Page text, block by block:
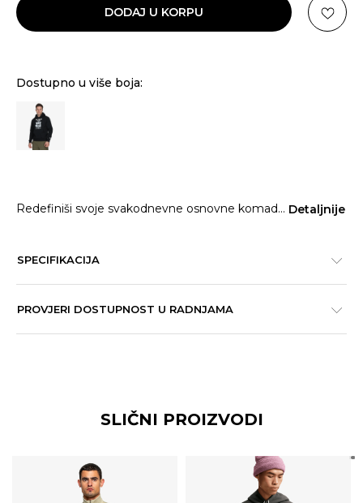
DODAJ U KORPU
Dostupno u više boja:
Redefiniši svoje svakodnevne osnovne komad... Detaljnije
SPECIFIKACIJA
PROVJERI DOSTUPNOST U RADNJAMA
SLIČNI PROIZVODI